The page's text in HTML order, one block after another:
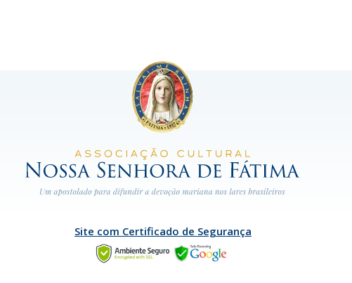
Site com Certificado de Segurança